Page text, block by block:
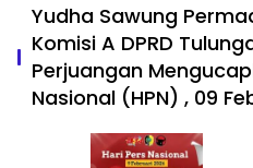
Yudha Sawung
Komisi A DPRD
Perjuangan
Nasional (HPN) , 09